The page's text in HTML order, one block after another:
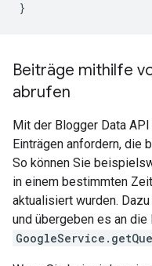
Beiträge mithilfe
abrufen
Mit der Blogger Data
Einträgen anfordern, die
So können Sie
in einem bestimmten
aktualisiert wurden.
und übergeben es an